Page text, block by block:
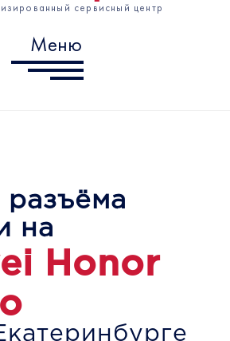
сервисный центр
Меню
разъёма
на
Honor